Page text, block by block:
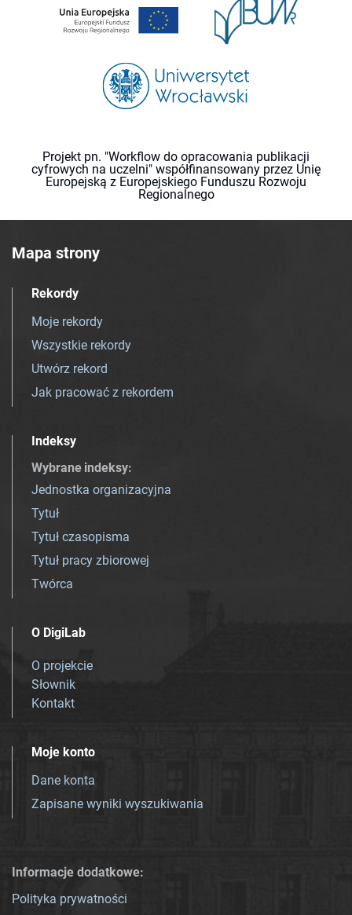
Projekt pn. "Workflow do opracowania publikacji
cyfrowych na uczelni" współfinansowany przez Unię
Europejską z Europejskiego Funduszu Rozwoju
Regionalnego
Mapa strony
Rekordy
Moje rekordy
Wszystkie rekordy
Utwórz rekord
Jak pracować z rekordem
Indeksy
Wybrane indeksy:
Jednostka organizacyjna
Tytuł
Tytuł czasopisma
Tytuł pracy zbiorowej
Twórca
O DigiLab
O projekcie
Słownik
Kontakt
Moje konto
Dane konta
Zapisane wyniki wyszukiwania
Informacje dodatkowe:
Polityka prywatności